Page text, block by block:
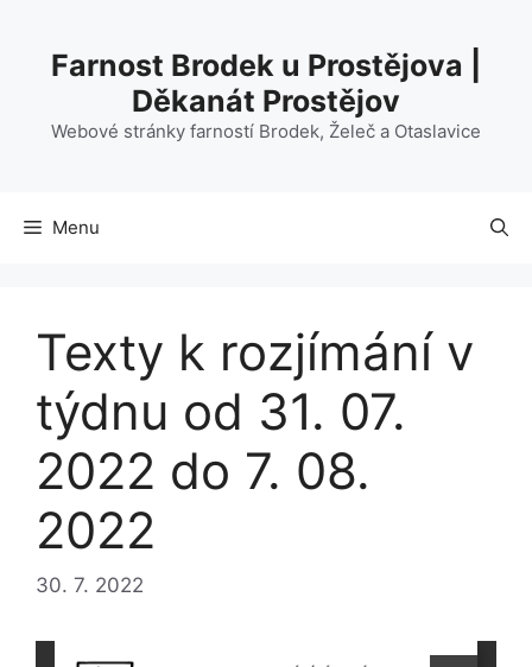
obsahFarnost Brodek u Prostějova |
Děkanát Prostějov
Webové stránky farností Brodek, Želeč a Otaslavice
Menu
Texty k rozjímání v
týdnu od 31. 07.
2022 do 7. 08.
2022
30. 7. 2022